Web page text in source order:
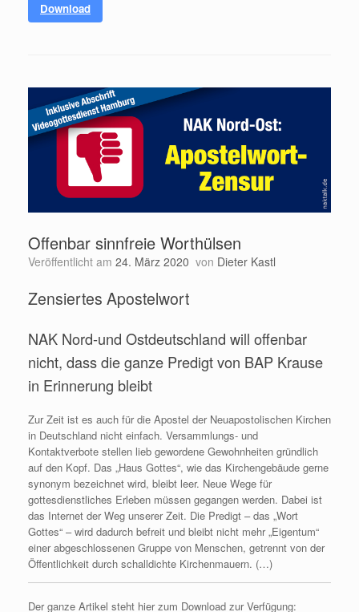
Download
Offenbar sinnfreie Worthülsen
Veröffentlicht am 24. März 2020 von Dieter Kastl
Zensiertes Apostelwort
NAK Nord-und Ostdeutschland will offenbar
nicht, dass die ganze Predigt von BAP Krause
in Erinnerung bleibt
Zur Zeit ist es auch für die Apostel der Neuapostolischen Kirchen
in Deutschland nicht einfach. Versammlungs- und
Kontaktverbote stellen lieb gewordene Gewohnheiten gründlich
auf den Kopf. Das „Haus Gottes“, wie das Kirchengebäude gerne
synonym bezeichnet wird, bleibt leer. Neue Wege für
gottesdienstliches Erleben müssen gegangen werden. Dabei ist
das Internet der Weg unserer Zeit. Die Predigt – das „Wort
Gottes“ – wird dadurch befreit und bleibt nicht mehr „Eigentum“
einer abgeschlossenen Gruppe von Menschen, getrennt von der
Öffentlichkeit durch schalldichte Kirchenmauern. (…)
Der ganze Artikel steht hier zum Download zur Verfügung: